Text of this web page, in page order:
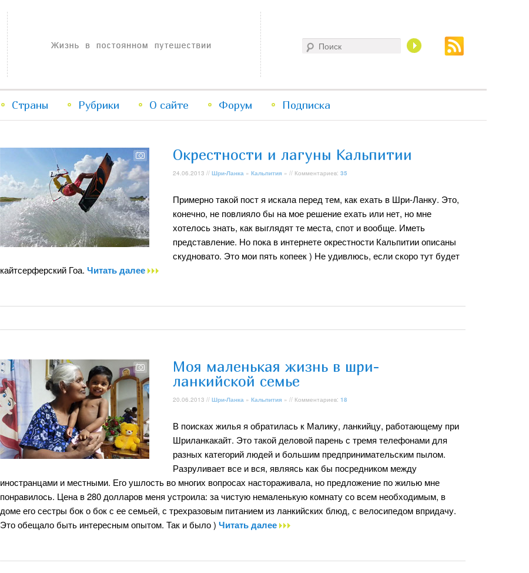
Жизнь в постоянном путешествии
Перейти
основному
содержимому
Перейти
дополнительному
содержимому
Страны Рубрики О сайте Форум Подписка
Окрестности и лагуны Кальпитии
24.06.2013 // Шри-Ланка » Кальпития » // Комментариев: 35
Примерно такой пост я искала перед тем, как ехать в Шри-Ланку. Это,
конечно, не повлияло бы на мое решение ехать или нет, но мне
хотелось знать, как выглядят те места, спот и вообще. Иметь
представление. Но пока в интернете окрестности Кальпитии описаны
скудновато. Это мои пять копеек ) Не удивлюсь, если скоро тут будет
кайтсерферский Гоа. Читать далее
Моя маленькая жизнь в шри-
ланкийской семье
20.06.2013 // Шри-Ланка » Кальпития » // Комментариев: 18
В поисках жилья я обратилась к Малику, ланкийцу, работающему при
Шриланкакайт. Это такой деловой парень с тремя телефонами для
разных категорий людей и большим предпринимательским пылом.
Разруливает все и вся, являясь как бы посредником между
иностранцами и местными. Его ушлость во многих вопросах настораживала, но предложение по жилью мне
понравилось. Цена в 280 долларов меня устроила: за чистую немаленькую комнату со всем необходимым, в
доме его сестры бок о бок с ее семьей, с трехразовым питанием из ланкийских блюд, с велосипедом впридачу.
Это обещало быть интересным опытом. Так и было ) Читать далее